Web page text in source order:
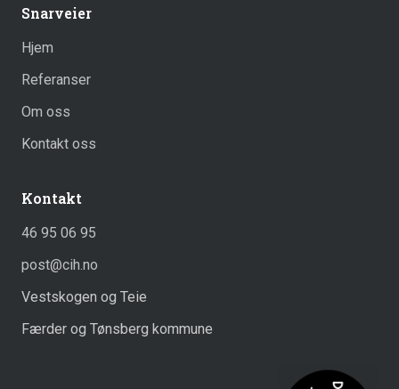
Snarveier
Hjem
Referanser
Om oss
Kontakt oss
Kontakt
46 95 06 95
post@cih.no
Vestskogen og Teie
Færder og Tønsberg kommune